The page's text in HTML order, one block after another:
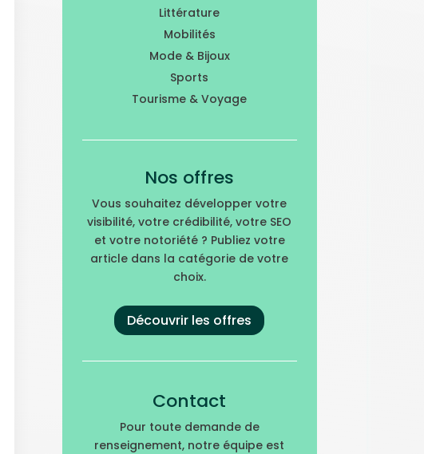
Littérature
Mobilités
Mode & Bijoux
Sports
Tourisme & Voyage
Nos offres
Vous souhaitez développer votre
visibilité, votre crédibilité, votre SEO
et votre notoriété ? Publiez votre
article dans la catégorie de votre
choix.
Découvrir les offres
Contact
Pour toute demande de
renseignement, notre équipe est